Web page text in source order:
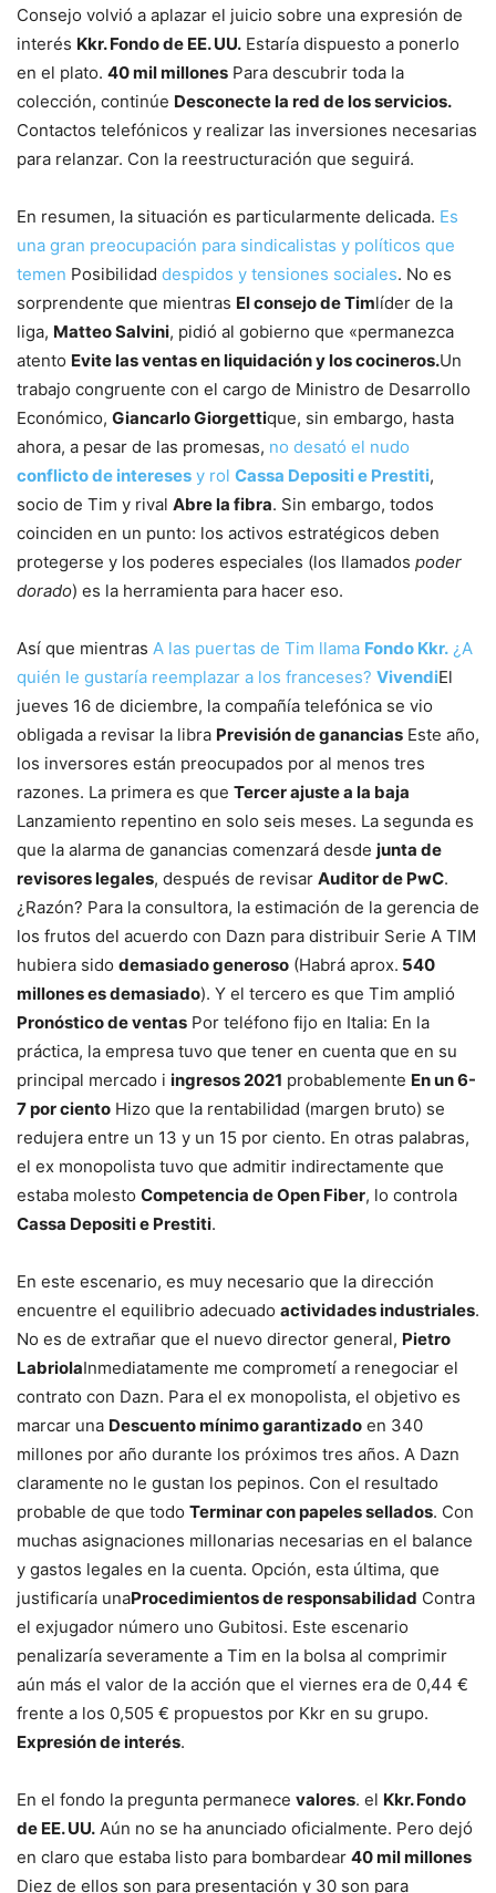
Consejo volvió a aplazar el juicio sobre una expresión de
interés Kkr. Fondo de EE. UU. Estaría dispuesto a ponerlo
en el plato. 40 mil millones Para descubrir toda la
colección, continúe Desconecte la red de los servicios.
Contactos telefónicos y realizar las inversiones necesarias
para relanzar. Con la reestructuración que seguirá.
En resumen, la situación es particularmente delicada. Es
una gran preocupación para sindicalistas y políticos que
temen Posibilidad despidos y tensiones sociales. No es
sorprendente que mientras El consejo de Timlíder de la
liga, Matteo Salvini, pidió al gobierno que «permanezca
atento Evite las ventas en liquidación y los cocineros.Un
trabajo congruente con el cargo de Ministro de Desarrollo
Económico, Giancarlo Giorgettique, sin embargo, hasta
ahora, a pesar de las promesas, no desató el nudo
conflicto de intereses y rol Cassa Depositi e Prestiti,
socio de Tim y rival Abre la fibra. Sin embargo, todos
coinciden en un punto: los activos estratégicos deben
protegerse y los poderes especiales (los llamados poder
dorado) es la herramienta para hacer eso.
Así que mientras A las puertas de Tim llama Fondo Kkr. ¿A
quién le gustaría reemplazar a los franceses? VivendiEl
jueves 16 de diciembre, la compañía telefónica se vio
obligada a revisar la libra Previsión de ganancias Este año,
los inversores están preocupados por al menos tres
razones. La primera es que Tercer ajuste a la baja
Lanzamiento repentino en solo seis meses. La segunda es
que la alarma de ganancias comenzará desde junta de
revisores legales, después de revisar Auditor de PwC.
¿Razón? Para la consultora, la estimación de la gerencia de
los frutos del acuerdo con Dazn para distribuir Serie A TIM
hubiera sido demasiado generoso (Habrá aprox. 540
millones es demasiado). Y el tercero es que Tim amplió
Pronóstico de ventas Por teléfono fijo en Italia: En la
práctica, la empresa tuvo que tener en cuenta que en su
principal mercado i ingresos 2021 probablemente En un 6-
7 por ciento Hizo que la rentabilidad (margen bruto) se
redujera entre un 13 y un 15 por ciento. En otras palabras,
el ex monopolista tuvo que admitir indirectamente que
estaba molesto Competencia de Open Fiber, lo controla
Cassa Depositi e Prestiti.
En este escenario, es muy necesario que la dirección
encuentre el equilibrio adecuado actividades industriales.
No es de extrañar que el nuevo director general, Pietro
LabriolaInmediatamente me comprometí a renegociar el
contrato con Dazn. Para el ex monopolista, el objetivo es
marcar una Descuento mínimo garantizado en 340
millones por año durante los próximos tres años. A Dazn
claramente no le gustan los pepinos. Con el resultado
probable de que todo Terminar con papeles sellados. Con
muchas asignaciones millonarias necesarias en el balance
y gastos legales en la cuenta. Opción, esta última, que
justificaría unaProcedimientos de responsabilidad Contra
el exjugador número uno Gubitosi. Este escenario
penalizaría severamente a Tim en la bolsa al comprimir
aún más el valor de la acción que el viernes era de 0,44 €
frente a los 0,505 € propuestos por Kkr en su grupo.
Expresión de interés.
En el fondo la pregunta permanece valores. el Kkr. Fondo
de EE. UU. Aún no se ha anunciado oficialmente. Pero dejó
en claro que estaba listo para bombardear 40 mil millones
Diez de ellos son para presentación y 30 son para